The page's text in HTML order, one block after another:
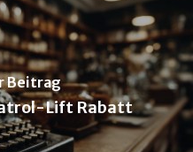
Beitrag
Lift Rabatt